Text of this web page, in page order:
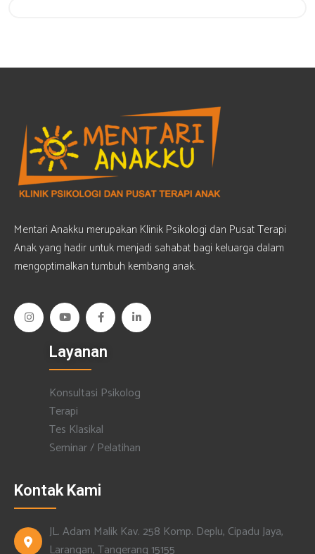
Mentari Anakku merupakan Klinik Psikologi dan Pusat Terapi
Anak yang hadir untuk menjadi sahabat bagi keluarga dalam
mengoptimalkan tumbuh kembang anak.
Layanan
Konsultasi Psikolog
Terapi
Tes Klasikal
Seminar / Pelatihan
Kontak Kami
JL. Adam Malik Kav. 258 Komp. Deplu, Cipadu Jaya,
Larangan, Tangerang 15155